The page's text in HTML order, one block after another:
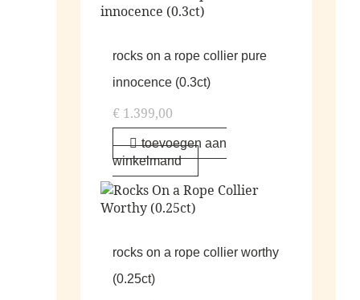
rocks on a rope collier pure
innocence (0.3ct)
€ 1.399,00
toevoegen aan
winkelmand
rocks on a rope collier worthy
(0.25ct)